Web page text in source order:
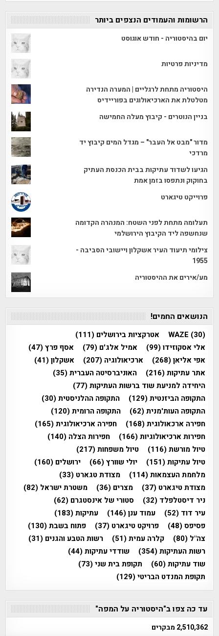
הרשומות והעמודים הנצפים ביותר
יום בהיסטוריה - חודש אוגוסט
מדיניות פרטיות
היסטוריה מתחת לרגליים | המערה הנדירה
מטלטלת את הארכיאולוגים בפוריידיס
בניין הנוטרים - קיבוץ מעלה החמישה
מדור "מבט אל העבר" – מגדל המים קיבוץ יד
מרדכי
הגיעו לשדוד עתיקות בבית הכנסת העתיק
בחוקוק ונתפסו בזמן אמת
פרוייקט טיגארט
תעלומה מתחת לפני השטח: המנהרה הקדומה
שנחשפה ליד הקיבוץ הירושלמי
צילומי תיעוד העיר אשקלון ויישובי הסביבה -
1955
מע/אירים את ההיסטוריה
הנושאים החמים!
WAZE (30) אטרקציות בירושלים (111)
אלי אסקוזידו(99) אמיל אלג'ם (79) אסף פרץ(47)
אפי אליאן(268) ארכיאולוגיה (207) אשקלון(41)
אתר עתיקות(216) האוניברסיטה העברית(35)
היחידה למניעת שוד ברשות העתיקות(77)
התקופה הביזנטית(129) התקופה ההלניסטית(30)
התקופה העות'מנית(62) התקופה הרומית(120)
חפירה ארכאולוגית(168) חפירה ארכיאולוגית(165)
חפירות ארכיאולוגיות(166) חפירות הצלה (140)
טיול מורשת(116) טיול משפחות(217)
טיול עתיקות(151) יולי שוורץ(66) ירושלים (160)
מלחמת העצמאות(114) מצודת טגארט (33)
מצודת טיגארט (37) מצרים (36) משטרת ישראל (82)
ניר דיסטלפלד (32) סטורי של אינסטגרם (62)
עיר דוד (52) עמוד ענן(146) עתיקות(183)
פסיפס(48) פרויקט טיגארט (37) פתוח בשבת(130)
צה"ל (80) קלרה עמית(51) רשות הטבע והגנים (31)
רשות העתיקות(354) שודדי עתיקות(44)
שוד עתיקות(60) תקופת בית שני(73)
תקופת המנדט הבריטי(129)
עד כה צפו ב"היסטוריה על המפה"
2,510,362 מבקרים